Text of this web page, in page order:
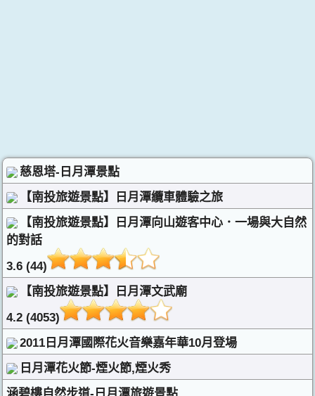
慈恩塔-日月潭景點
【南投旅遊景點】日月潭纜車體驗之旅
【南投旅遊景點】日月潭向山遊客中心．一場與大自然
的對話
3.6 (44)
【南投旅遊景點】日月潭文武廟
4.2 (4053)
2011日月潭國際花火音樂嘉年華10月登場
日月潭花火節-煙火節,煙火秀